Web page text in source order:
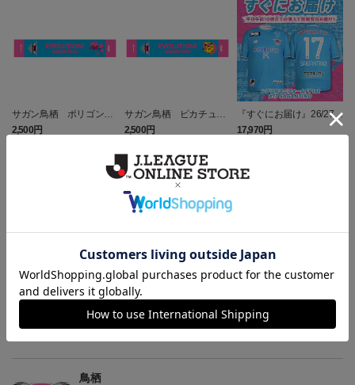
サガン鳥栖 ポリゴンZ
タオルマフラー
2,500円
サガン鳥栖 ピカチュウ
タオルマフラー
2,500円
『すぐにお届け』26/27レ
プリカユニフォームFP1st
No.17 SAGANTINO
17,970円
鳥栖
ニューバランスコラボグッズはこちら♪
鳥栖